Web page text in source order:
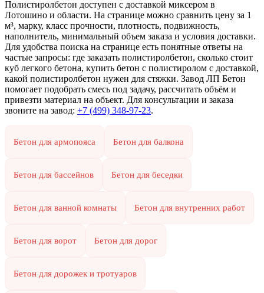
Полистиролбетон доступен с доставкой миксером в
Лотошино и области. На странице можно сравнить цену за 1
м³, марку, класс прочности, плотность, подвижность,
наполнитель, минимальный объем заказа и условия доставки.
Для удобства поиска на странице есть понятные ответы на
частые запросы: где заказать полистиролбетон, сколько стоит
куб легкого бетона, купить бетон с полистиролом с доставкой,
какой полистиролбетон нужен для стяжки. Завод ЛП Бетон
помогает подобрать смесь под задачу, рассчитать объём и
привезти материал на объект. Для консультации и заказа
звоните на завод: +7 (499) 348-97-23.
Бетон для армопояса Бетон для балкона
Бетон для бассейнов Бетон для беседки
Бетон для ванной комнаты Бетон для внутренних работ
Бетон для ворот Бетон для дорог
Бетон для дорожек и тротуаров